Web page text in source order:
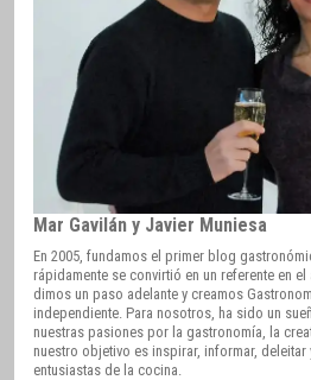
Mar Gavilán y Javier Muniesa
En 2005, fundamos el primer blog
rápidamente se convirtió en un referente en
dimos un paso adelante y creamos
independiente. Para nosotros, ha sido un
nuestras pasiones por la gastronomía, la
nuestro objetivo es inspirar, informar,
entusiastas de la cocina.